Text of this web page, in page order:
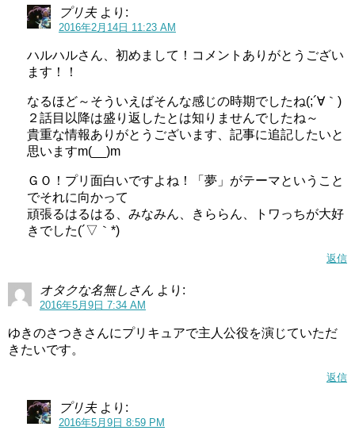
プリ夫 より:
2016年2月14日 11:23 AM
ハルハルさん、初めまして！コメントありがとうござい
ます！！
なるほど～そういえばそんな感じの時期でしたね(;´∀｀)
２話目以降は盛り返したとは知りませんでしたね～
貴重な情報ありがとうございます、記事に追記したいと
思いますm(__)m
ＧＯ！プリ面白いですよね！「夢」がテーマということ
でそれに向かって
頑張るはるはる、みなみん、きららん、トワっちが大好
きでした(´▽｀*)
返信
オタクな名無しさん より:
2016年5月9日 7:34 AM
ゆきのさつきさんにプリキュアで主人公役を演じていただ
きたいです。
返信
プリ夫 より:
2016年5月9日 8:59 PM